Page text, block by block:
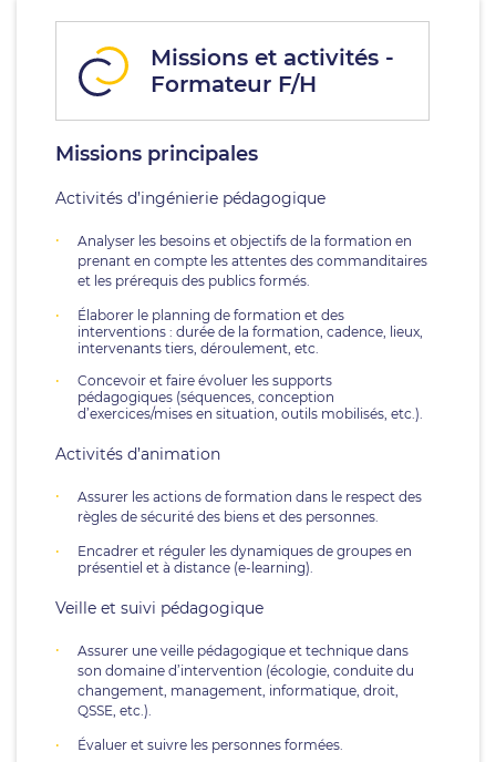
Missions et activités -
Formateur F/H
Missions principales
Activités d’ingénierie pédagogique
Analyser les besoins et objectifs de la formation en
prenant en compte les attentes des commanditaires
et les prérequis des publics formés.
Élaborer le planning de formation et des
interventions : durée de la formation, cadence, lieux,
intervenants tiers, déroulement, etc.
Concevoir et faire évoluer les supports
pédagogiques (séquences, conception
d’exercices/mises en situation, outils mobilisés, etc.).
Activités d’animation
Assurer les actions de formation dans le respect des
règles de sécurité des biens et des personnes.
Encadrer et réguler les dynamiques de groupes en
présentiel et à distance (e-learning).
Veille et suivi pédagogique
Assurer une veille pédagogique et technique dans
son domaine d’intervention (écologie, conduite du
changement, management, informatique, droit,
QSSE, etc.).
Évaluer et suivre les personnes formées.